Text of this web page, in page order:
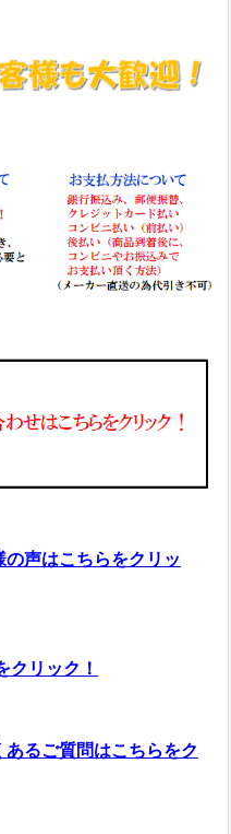
声はこちらをクリッ
クリック！
るご質問はこちらをク